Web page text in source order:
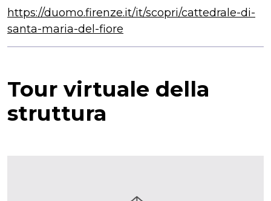
https://duomo.firenze.it/it/scopri/cattedrale-di-
santa-maria-del-fiore
Tour virtuale della
struttura